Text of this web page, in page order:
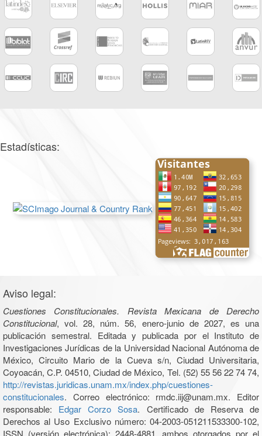
Estadísticas:
Aviso legal:
Cuestiones Constitucionales. Revista Mexicana de Derecho
Constitucional, vol. 28, núm. 56, enero-junio de 2027, es una
publicación semestral. Editada y publicada por el Instituto de
Investigaciones Jurídicas de la Universidad Nacional Autónoma de
México, Circuito Mario de la Cueva s/n, Ciudad Universitaria,
Coyoacán, C.P. 04510, Ciudad de México, Tel. (52) 55 56 22 74 74,
http://revistas.juridicas.unam.mx/index.php/cuestiones-
constitucionales. Correo electrónico: rmdc.iij@unam.mx. Editor
responsable: Edgar Corzo Sosa. Certificado de Reserva de
Derechos al Uso Exclusivo número: 04-2003-051211533300-102,
ISSN (versión electrónica): 2448-4881, ambos otorgados por el